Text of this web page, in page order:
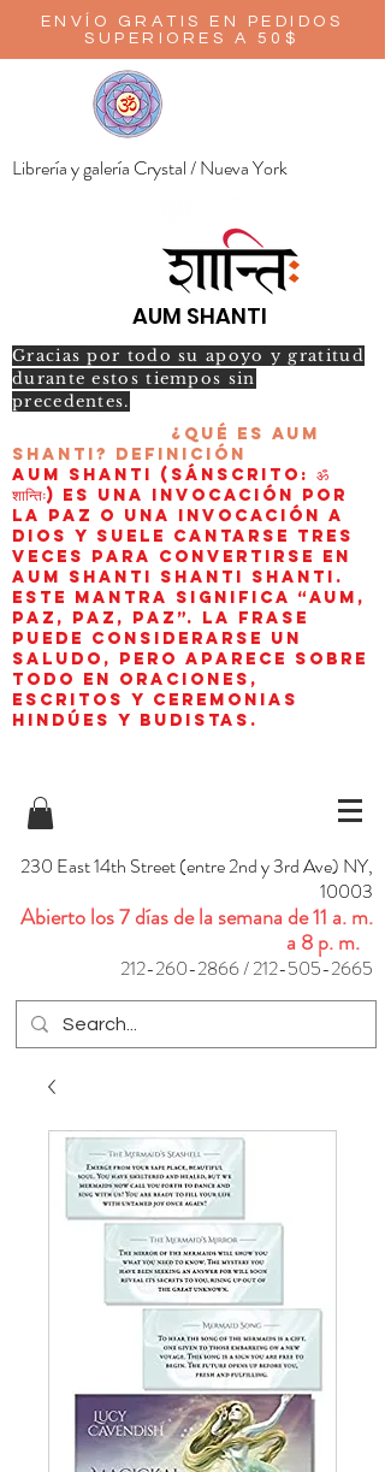
ENVÍO GRATIS EN PEDIDOS
SUPERIORES A 50$
Librería y galería Crystal / Nueva York
AUM SHANTI
Gracias por todo su apoyo y gratitud
durante estos tiempos sin
precedentes.
¿Qué es AUM
Shanti? Definición
AUM Shanti (sánscrito: ॐ
शान्तिः) es una invocación por
la paz o una invocación a
Dios y suele cantarse tres
veces para convertirse en
aum shanti shanti shanti.
Este mantra significa “AUM,
paz, paz, paz”. La frase
puede considerarse un
saludo, pero aparece sobre
todo en oraciones,
escritos y ceremonias
hindúes y budistas.
230 East 14th Street (entre 2nd y 3rd Ave) NY,
10003
Abierto los 7 días de la semana de 11 a. m.
a 8 p. m.
212-260-2866/212-505-2665